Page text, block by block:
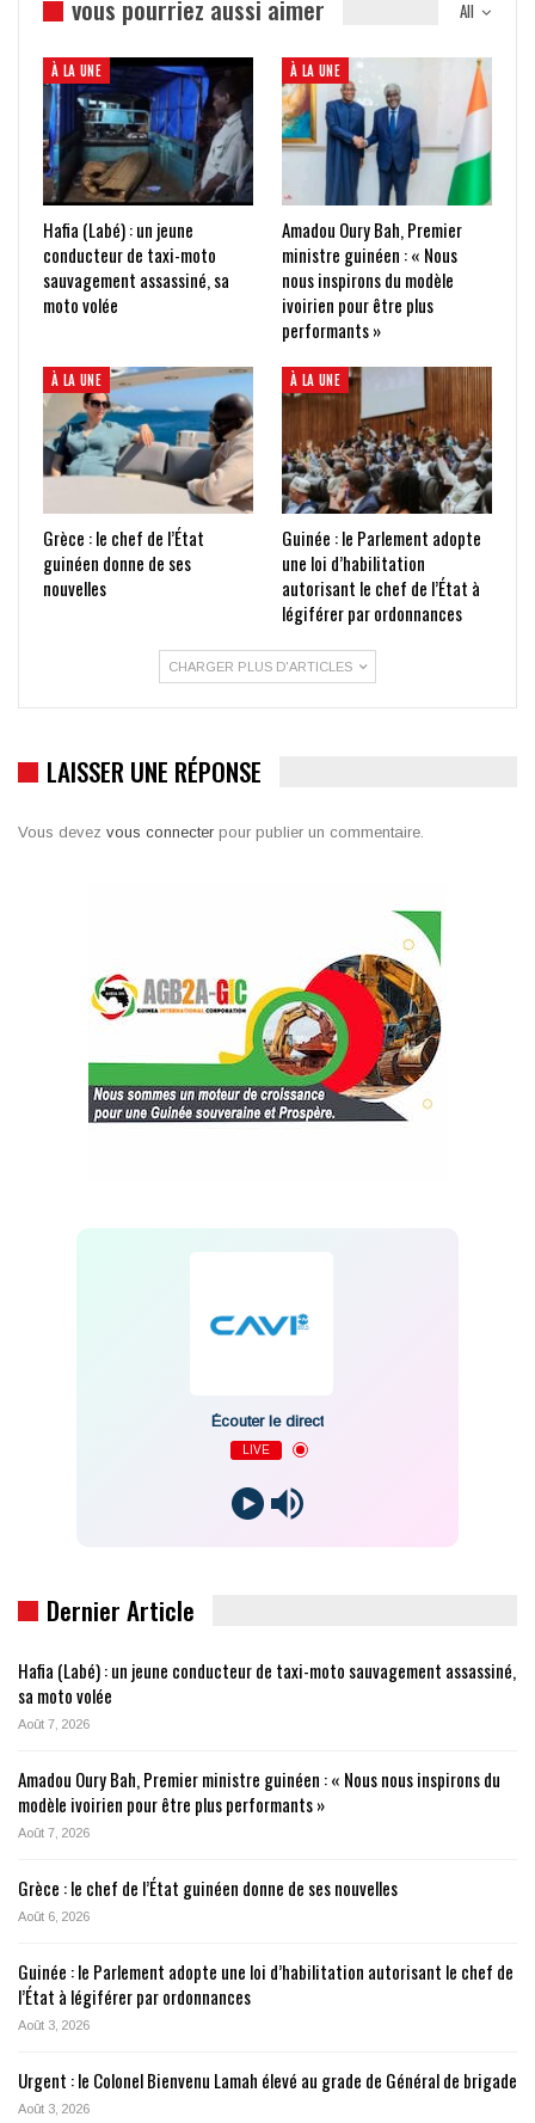
All
vous pourriez aussi aimer
À LA UNE
Hafia (Labé) : un jeune
conducteur de taxi-moto
sauvagement assassiné, sa
moto volée
À LA UNE
Amadou Oury Bah, Premier
ministre guinéen : « Nous
nous inspirons du modèle
ivoirien pour être plus
performants »
À LA UNE
Grèce : le chef de l’État
guinéen donne de ses
nouvelles
À LA UNE
Guinée : le Parlement adopte
une loi d’habilitation
autorisant le chef de l’État à
légiférer par ordonnances
CHARGER PLUS D'ARTICLES
LAISSER UNE RÉPONSE
Vous devez vous connecter pour publier un commentaire.
Écouter le direct
LIVE
Dernier Article
Hafia (Labé) : un jeune conducteur de taxi-moto sauvagement assassiné,
sa moto volée
Août 7, 2026
Amadou Oury Bah, Premier ministre guinéen : « Nous nous inspirons du
modèle ivoirien pour être plus performants »
Août 7, 2026
Grèce : le chef de l’État guinéen donne de ses nouvelles
Août 6, 2026
Guinée : le Parlement adopte une loi d’habilitation autorisant le chef de
l’État à légiférer par ordonnances
Août 3, 2026
Urgent : le Colonel Bienvenu Lamah élevé au grade de Général de brigade
Août 3, 2026